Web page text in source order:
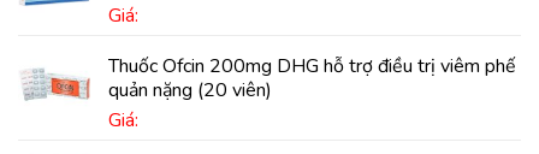
Giá:
Thuốc Ofcin 200mg DHG hỗ trợ điều trị viêm phế
quản nặng (20 viên)
Giá: